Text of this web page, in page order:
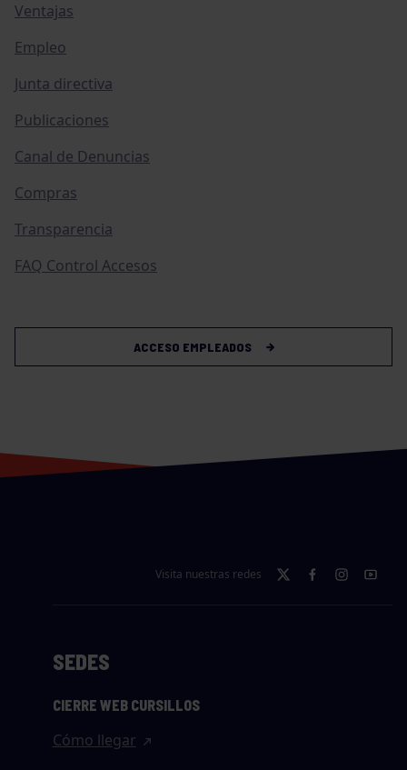
Ventajas
Empleo
Junta directiva
Publicaciones
Canal de Denuncias
Compras
Transparencia
FAQ Control Accesos
ACCESO EMPLEADOS
Visita nuestras redes
SEDES
CIERRE WEB CURSILLOS
Cómo llegar